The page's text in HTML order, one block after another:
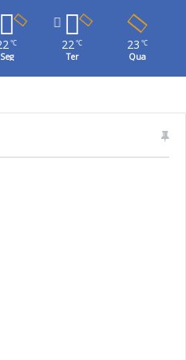
℃
Seg
22℃
Ter
23 ℃
Qua